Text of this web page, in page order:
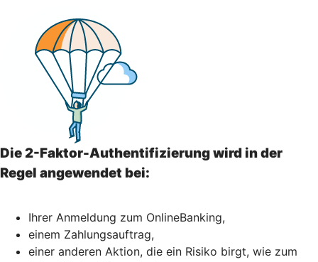
Die 2-Faktor-Authentifizierung wird in der
Regel angewendet bei:
Ihrer Anmeldung zum OnlineBanking,
einem Zahlungsauftrag,
einer anderen Aktion, die ein Risiko birgt, wie zum